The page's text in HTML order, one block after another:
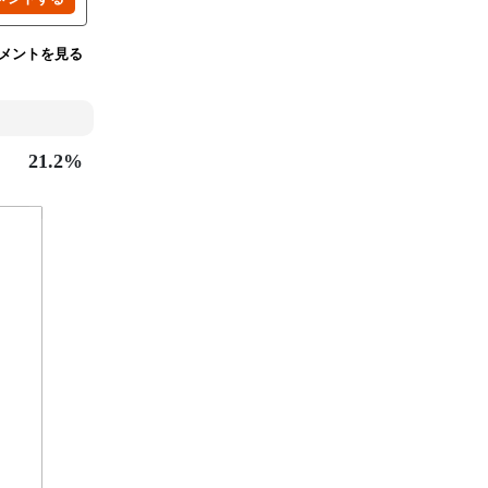
ントを見る
21.2%